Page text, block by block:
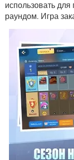
использовать
раундом. Игра